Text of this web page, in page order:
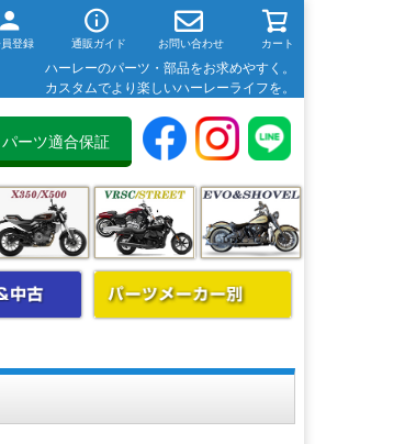
登録 通販ガイド お問い合わせ カート
ハーレーのパーツ・部品をお求めやすく。
カスタムでより楽しいハーレーライフを。
パーツ適合保証